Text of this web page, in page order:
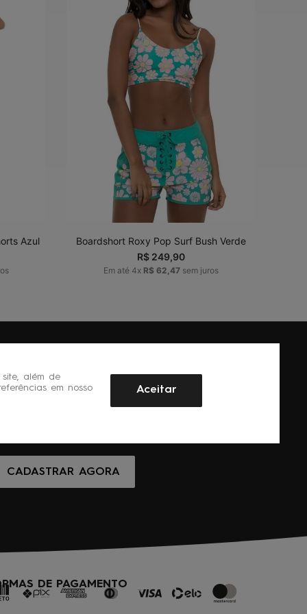
além de
em nosso
Aceitar
Azul
38 40 42
ADICIONAR AO
CARRINHO
Boardshort Roxy Pop Surf Bush Verde
R$ 249,90
Em até 4x R$ 62,47sem juros
CADASTRAR AGORA
DE PAGAMENTO